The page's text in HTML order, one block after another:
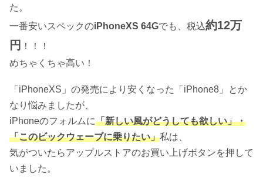
た。
一番安いスペックのiPhoneXS 64Gでも、税込約12万
円 ！！！
めちゃくちゃ高い！
「iPhoneXS」の発売により安くなった「iPhone8」とか
なり悩みましたが、
iPhoneのフォルムに「新しい風がどうしても欲しい」・
「このビックウェーブに乗りたい」私は、
気がついたらアップルストアのお買い上げボタンを押して
いました。